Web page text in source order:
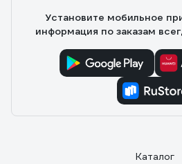
Установите мобильное
информация по заказам
Каталог